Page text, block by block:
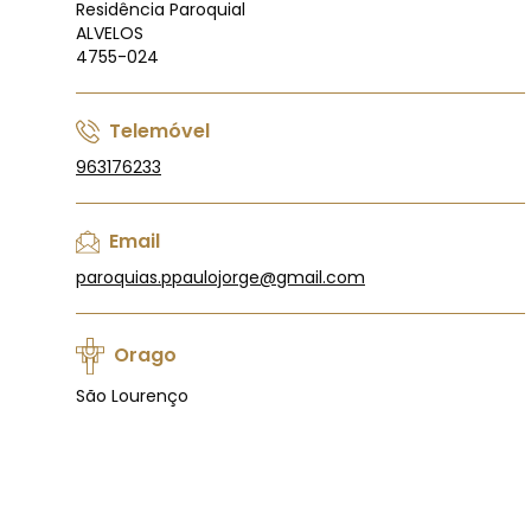
Residência Paroquial
ALVELOS
4755-024
Telemóvel
963176233
Email
paroquias.ppaulojorge@gmail.com
Orago
São Lourenço